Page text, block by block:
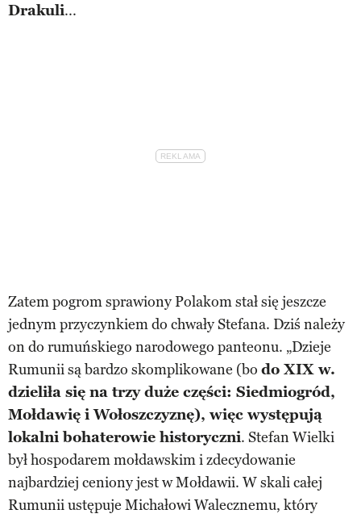
Drakuli...
Zatem pogrom sprawiony Polakom stał się jeszcze
jednym przyczynkiem do chwały Stefana. Dziś należy
on do rumuńskiego narodowego panteonu. „Dzieje
Rumunii są bardzo skomplikowane (bo do XIX w.
dzieliła się na trzy duże części: Siedmiogród,
Mołdawię i Wołoszczyznę), więc występują
lokalni bohaterowie historyczni. Stefan Wielki
był hospodarem mołdawskim i zdecydowanie
najbardziej ceniony jest w Mołdawii. W skali całej
Rumunii ustępuje Michałowi Walecznemu, który